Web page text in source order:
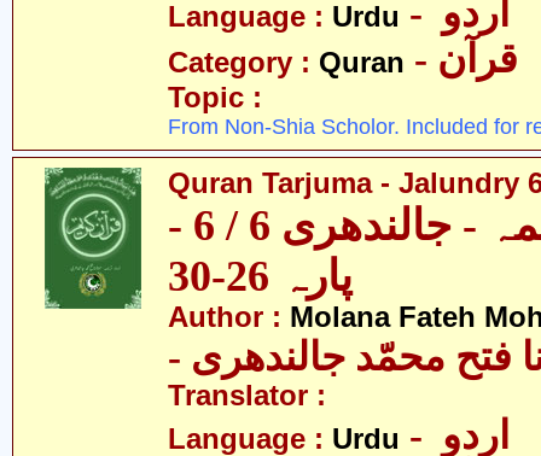
Language : Urdu
Category : Quran - قرآن
Topic :
From Non-Shia Scholor. Included for
Quran Tarjuma - Jalundry
قرآن ترجمہ - جالندھری 6 / 6 -
پارہ 26-30
Author : Molana Fateh
فتح محمّد جالندھری
Translator :
Language : Urdu